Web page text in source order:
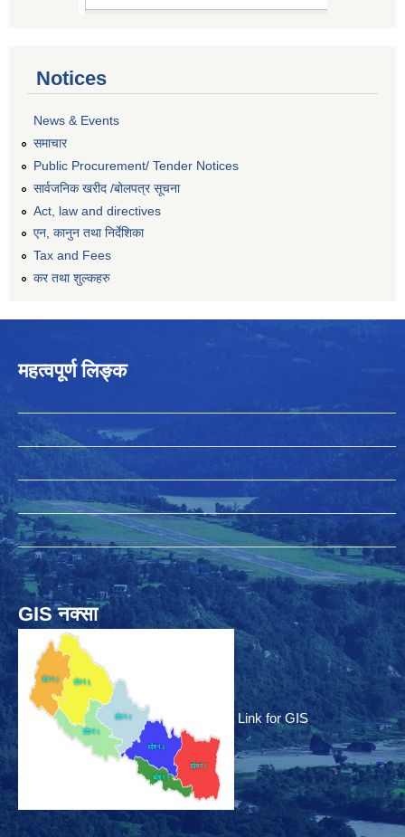
Notices
News & Events
समाचार
Public Procurement/ Tender Notices
सार्वजनिक खरीद /बोलपत्र सूचना
Act, law and directives
एन, कानुन तथा निर्देशिका
Tax and Fees
कर तथा शुल्कहरु
महत्वपूर्ण लिङ्क
GIS नक्सा
Link for GIS